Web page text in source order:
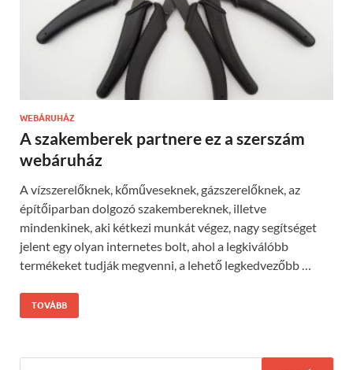
WEBÁRUHÁZ
A szakemberek partnere ez a szerszám
webáruház
A vízszerelőknek, kőműveseknek, gázszerelőknek, az
építőiparban dolgozó szakembereknek, illetve
mindenkinek, aki kétkezi munkát végez, nagy segítséget
jelent egy olyan internetes bolt, ahol a legkiválóbb
termékeket tudják megvenni, a lehető legkedvezőbb …
TOVÁBB